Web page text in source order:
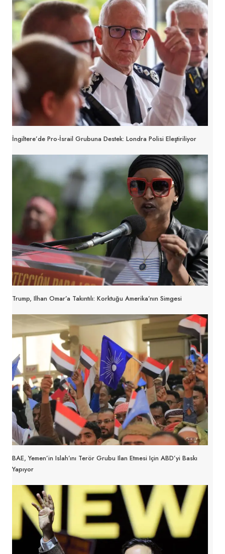
İngiltere’de Pro-İsrail Grubuna Destek: Londra Polisi Eleştiriliyor
Trump, Ilhan Omar’a Takıntılı: Korktuğu Amerika’nın Simgesi
BAE, Yemen’in Islah’ını Terör Grubu Ilan Etmesi Için ABD’yi Baskı
Yapıyor